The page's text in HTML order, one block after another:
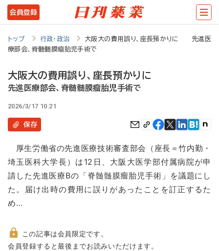
メ
イ
テ
ツ
に
動
会員登録
トップ 行政・政治
大阪大の費用誤り、座長預かりに 先進医
療部会、脊髄髄膜瘤胎児手術で
大阪大の費用誤り、座長預かりに
先進医療部会、脊髄髄膜瘤胎児手術で
2026/3/17 10:21
保存
厚生労働省の先進医療技術審査部会（座長＝竹内勤・
埼玉医科大学長）は12日、大阪大医学部付属病院が申
請した先進医療Bの「脊髄髄膜瘤胎児手術」を議題にし
た。届け出時の費用に誤りがあったことを訂正するた
め…
非
この記事は会員限定です。
会員登録すると最後までお読みいただけます。